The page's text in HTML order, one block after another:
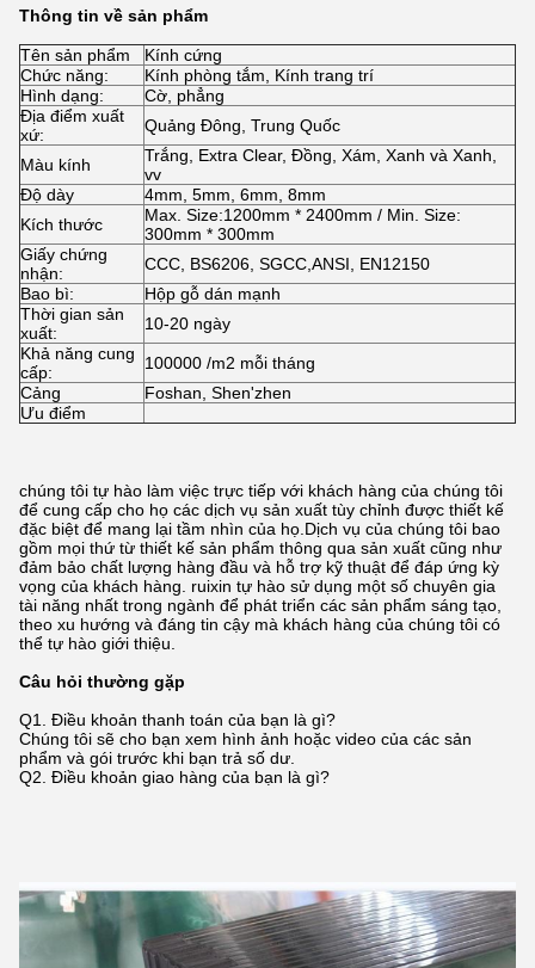
Thông tin về sản phẩm
Tên sản phẩm
Kính cứng
Chức năng:
Kính phòng tắm, Kính trang trí
Hình dạng:
Cờ, phẳng
Địa điểm xuất
xứ:
Quảng Đông, Trung Quốc
Màu kính
Trắng, Extra Clear, Đồng, Xám, Xanh và Xanh,
vv
Độ dày
4mm, 5mm, 6mm, 8mm
Kích thước
Max. Size:1200mm * 2400mm / Min. Size:
300mm * 300mm
Giấy chứng
nhận:
CCC, BS6206, SGCC,ANSI, EN12150
Bao bì:
Hộp gỗ dán mạnh
Thời gian sản
xuất:
10-20 ngày
Khả năng cung
cấp:
100000 /m2 mỗi tháng
Cảng
Foshan, Shen'zhen
Ưu điểm
chúng tôi tự hào làm việc trực tiếp với khách hàng của chúng tôi
để cung cấp cho họ các dịch vụ sản xuất tùy chỉnh được thiết kế
đặc biệt để mang lại tầm nhìn của họ.Dịch vụ của chúng tôi bao
gồm mọi thứ từ thiết kế sản phẩm thông qua sản xuất cũng như
đảm bảo chất lượng hàng đầu và hỗ trợ kỹ thuật để đáp ứng kỳ
vọng của khách hàng. ruixin tự hào sử dụng một số chuyên gia
tài năng nhất trong ngành để phát triển các sản phẩm sáng tạo,
theo xu hướng và đáng tin cậy mà khách hàng của chúng tôi có
thể tự hào giới thiệu.
Câu hỏi thường gặp
Q1. Điều khoản thanh toán của bạn là gì?
Chúng tôi sẽ cho bạn xem hình ảnh hoặc video của các sản
phẩm và gói trước khi bạn trả số dư.
Q2. Điều khoản giao hàng của bạn là gì?